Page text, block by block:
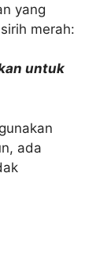
yang
merah:
untuk
ada